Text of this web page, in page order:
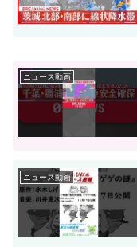
ニュース動画
ニュース動画